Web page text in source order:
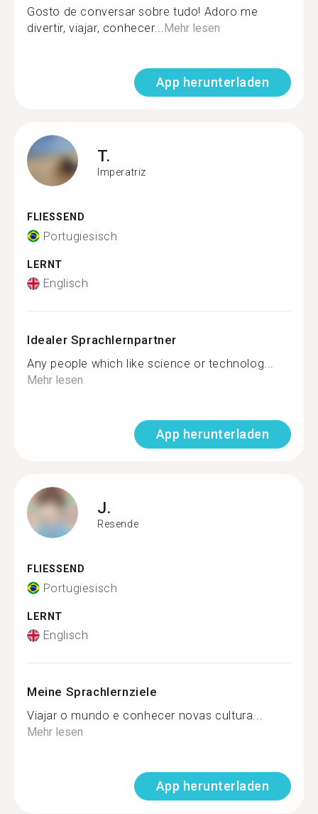
Gosto de conversar sobre tudo! Adoro me
divertir, viajar, conhecer...Mehr lesen
App herunterladen
T.
Imperatriz
FLIESSEND
Portugiesisch
LERNT
Englisch
Idealer Sprachlernpartner
Any people which like science or technolog...
Mehr lesen
App herunterladen
J.
Resende
FLIESSEND
Portugiesisch
LERNT
Englisch
Meine Sprachlernziele
Viajar o mundo e conhecer novas cultura...
Mehr lesen
App herunterladen